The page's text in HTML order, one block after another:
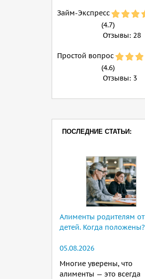
Займ-Экспресс
(4.7)
Отзывы: 28
Простой вопрос
(4.6)
Отзывы: 3
ПОСЛЕДНИЕ СТАТЬИ:
Алименты родителям от
детей. Когда положены?
05.08.2026
Многие уверены, что
алименты — это всегда